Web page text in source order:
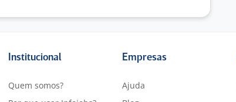
Institucional
Quem somos?
Empresas
Ajuda